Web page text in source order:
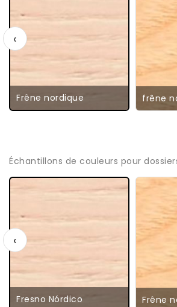
Frêne nordique frêne
‹
Échantillons de couleurs pour
Fresno Nórdico Frêne
‹